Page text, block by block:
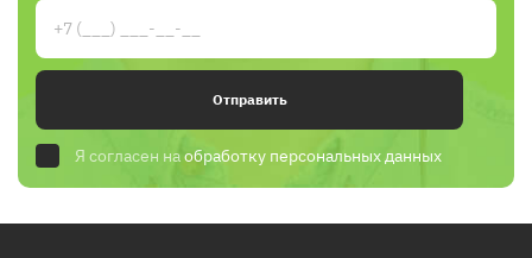
Отправить
Я согласен наобработку персональных данных